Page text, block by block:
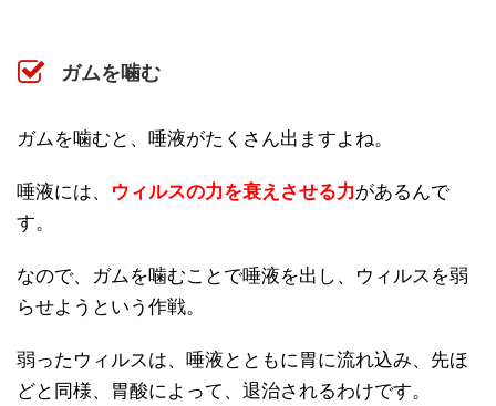
ガムを噛む
ガムを噛むと、唾液がたくさん出ますよね。
唾液には、 ウィルスの力を衰えさせる力があるんで
す。
なので、ガムを噛むことで唾液を出し、ウィルスを弱
らせようという作戦。
弱ったウィルスは、唾液とともに胃に流れ込み、先ほ
どと同様、胃酸によって、退治されるわけです。